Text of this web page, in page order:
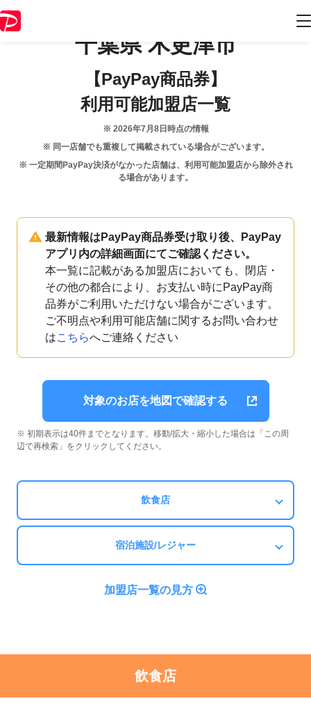
千葉県 木更津市
【PayPay商品券】
利用可能加盟店一覧
※ 2026年7月8日 時点の情報
※ 同一店舗でも重複して掲載されている場合がございます。
※ 一定期間PayPay決済がなかった店舗は、利用可能加盟店から除外され
る場合があります。
最新情報はPayPay商品券受け取り後、PayPay
アプリ内の詳細画面にてご確認ください。
本一覧に記載がある加盟店においても、閉店・
その他の都合により、お支払い時にPayPay商
品券がご利用いただけない場合がございます。
ご不明点や利用可能店舗に関するお問い合わせ
はこちらへご連絡ください
対象のお店を地図で確認する
※ 初期表示は40件までとなります。移動/拡大・縮小した場合は「この周
辺で再検索」をクリックしてください。
飲食店
宿泊施設/レジャー
加盟店一覧の見方
飲食店